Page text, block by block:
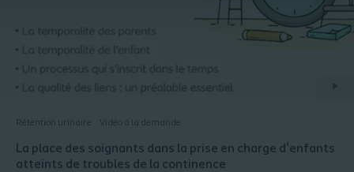
Rétention urinaire Vidéo à la demande
La place des soignants dans la prise en charge d'enfants
atteints de troubles de la continence